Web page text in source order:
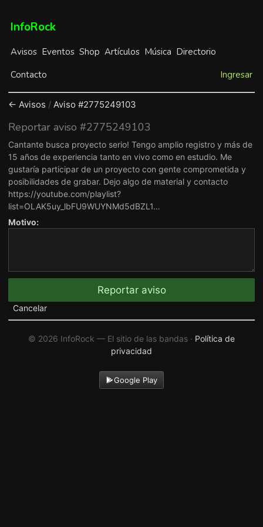
InfoRock
Avisos Eventos Shop Artículos Música Directorio
Contacto
Ingresar
← Avisos / Aviso #2775249103
Reportar aviso #2775249103
Cantante busca proyecto serio! Tengo amplio registro y más de
15 años de experiencia tanto en vivo como en estudio. Me
gustaría participar de un proyecto con gente comprometida y
posibilidades de grabar. Dejo algo de material y contacto
https://youtube.com/playlist?
list=OLAK5uy_lbFU9WUYNMd5dBZL1…
Motivo:
Reportar aviso
Cancelar
© 2026 InfoRock — El sitio de las bandas · Política de
privacidad
Google Play